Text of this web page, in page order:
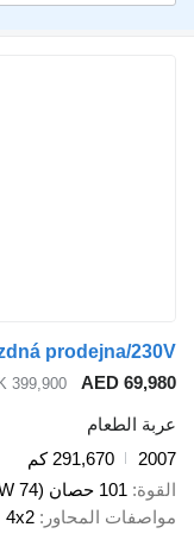
prodejna/230V
AED 69,980
399,900
عربة الطعام
2007
291,670 كم
القوة 101 حصان (74 kW)
مواصفات المحاور
4x2